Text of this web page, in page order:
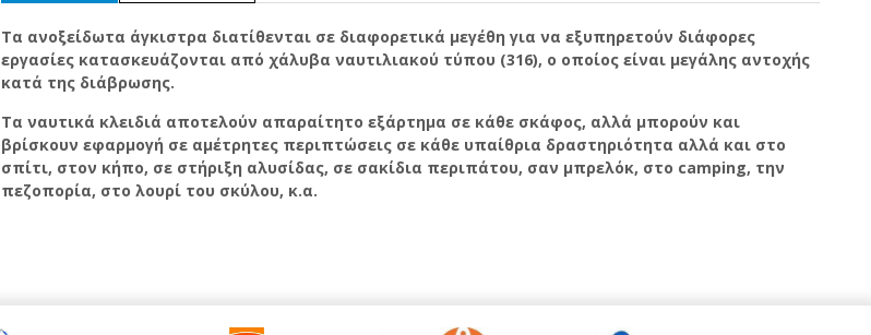
Τα ανοξείδωτα άγκιστρα διατίθενται σε διαφορετικά μεγέθη για να εξυπηρετούν διάφορες
εργασίες κατασκευάζονται από χάλυβα ναυτιλιακού τύπου (316), ο οποίος είναι μεγάλης αντοχής
κατά της διάβρωσης.
Τα ναυτικά κλειδιά αποτελούν απαραίτητο εξάρτημα σε κάθε σκάφος, αλλά μπορούν και
βρίσκουν εφαρμογή σε αμέτρητες περιπτώσεις σε κάθε υπαίθρια δραστηριότητα αλλά και στο
σπίτι, στον κήπο, σε στήριξη αλυσίδας, σε σακίδια περιπάτου, σαν μπρελόκ, στο camping, την
πεζοπορία, στο λουρί του σκύλου, κ.α.